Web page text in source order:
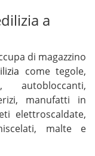
a
di magazzino
come tegole,
autobloccanti,
manufatti in
elettroscaldate,
malte e